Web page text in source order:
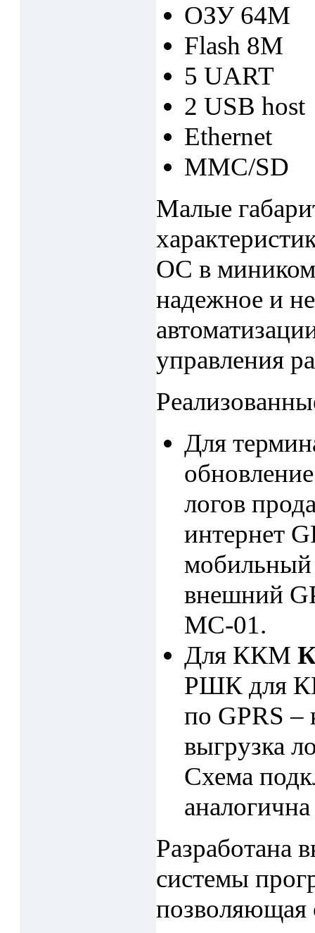
ОЗУ 64M
Flash 8M
5 UART
2 USB host
Ethernet
MMC/SD
Малые
ОС в
надежное и
управления
Для
логов
интернет
мобильный
внешний
МС-01.
Для ККМ
РШК для
по GPRS –
выгрузка
Схема
Разработана
системы
позволяющая